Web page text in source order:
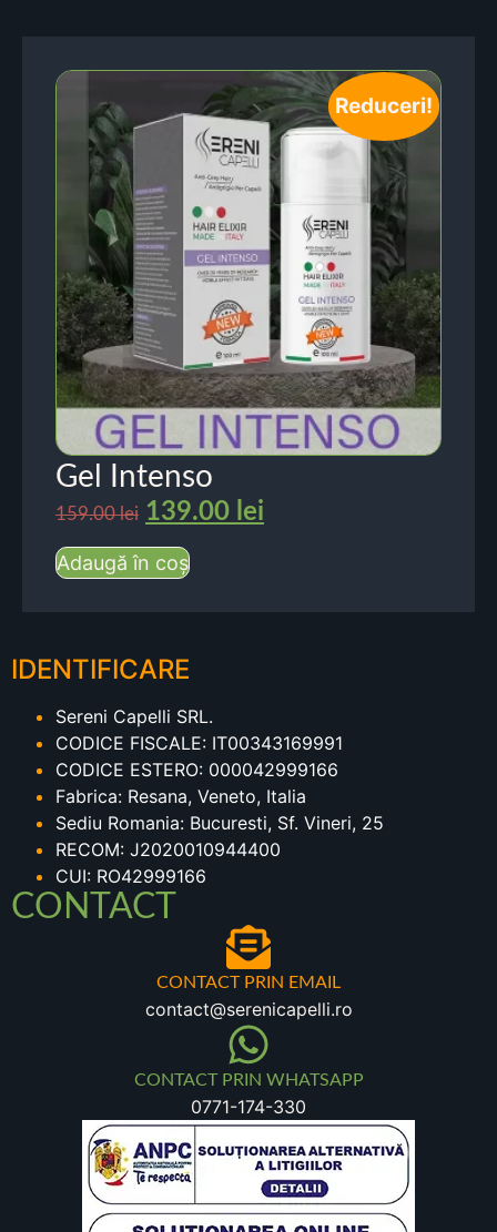
Reduceri!
Gel Intenso
159.00lei 139.00 lei
Adaugă în coș
IDENTIFICARE
Sereni Capelli SRL.
CODICE FISCALE: IT00343169991
CODICE ESTERO: 000042999166
Fabrica: Resana, Veneto, Italia
Sediu Romania: Bucuresti, Sf. Vineri, 25
RECOM: J2020010944400
CUI: RO42999166
CONTACT
CONTACT PRIN EMAIL
contact@serenicapelli.ro
CONTACT PRIN WHATSAPP
0771-174-330